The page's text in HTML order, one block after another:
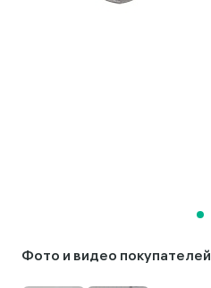
Фото и видео покупателей